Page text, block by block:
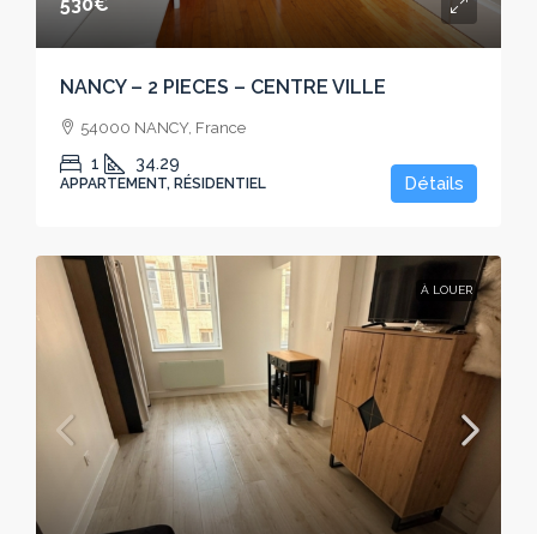
NANCY – 2 PIECES – CENTRE VILLE
54000 NANCY, France
1 34.29
APPARTEMENT, RÉSIDENTIEL Détails
À LOUER